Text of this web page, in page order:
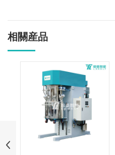
相關産品